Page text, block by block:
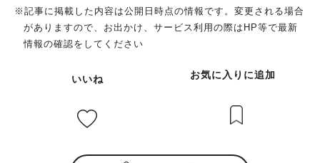
※記事に掲載した内容は公開日時点の情報です。変更される場合
がありますので、お出かけ、サービス利用の際はHP等で最新
情報の確認をしてください
いいね お気に入りに追加